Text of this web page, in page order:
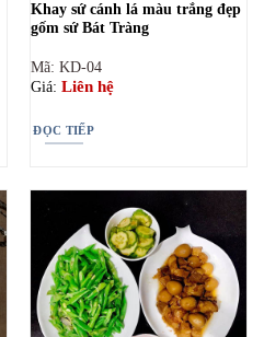
Khay sứ cánh lá màu trắng đẹp
gốm sứ Bát Tràng
Mã: KD-04
Giá: Liên hệ
ĐỌC TIẾP